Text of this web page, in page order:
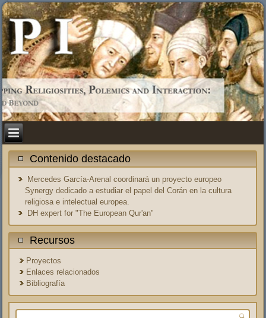
Contenido destacado
Mercedes García-Arenal coordinará un proyecto europeo
Synergy dedicado a estudiar el papel del Corán en la cultura
religiosa e intelectual europea.
DH expert for "The European Qur'an"
Recursos
Proyectos
Enlaces relacionados
Bibliografía
Formulario de búsqueda